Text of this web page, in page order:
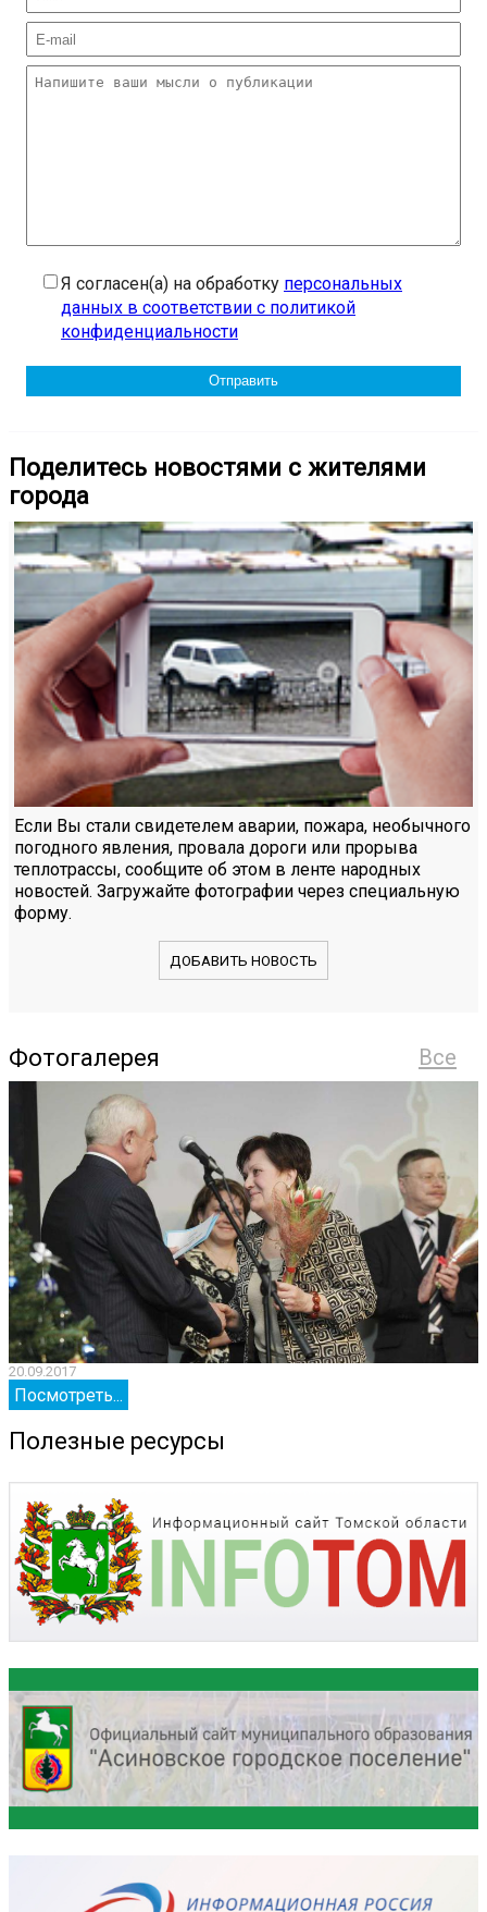
Я согласен(а) на обработку персональных
данных в соответствии с политикой
конфиденциальности
Поделитесь новостями с жителями
города
Если Вы стали свидетелем аварии, пожара, необычного
погодного явления, провала дороги или прорыва
теплотрассы, сообщите об этом в ленте народных
новостей. Загружайте фотографии через специальную
форму.
ДОБАВИТЬ НОВОСТЬ
Все
Фотогалерея
20.09.2017
Посмотреть...
Полезные ресурсы